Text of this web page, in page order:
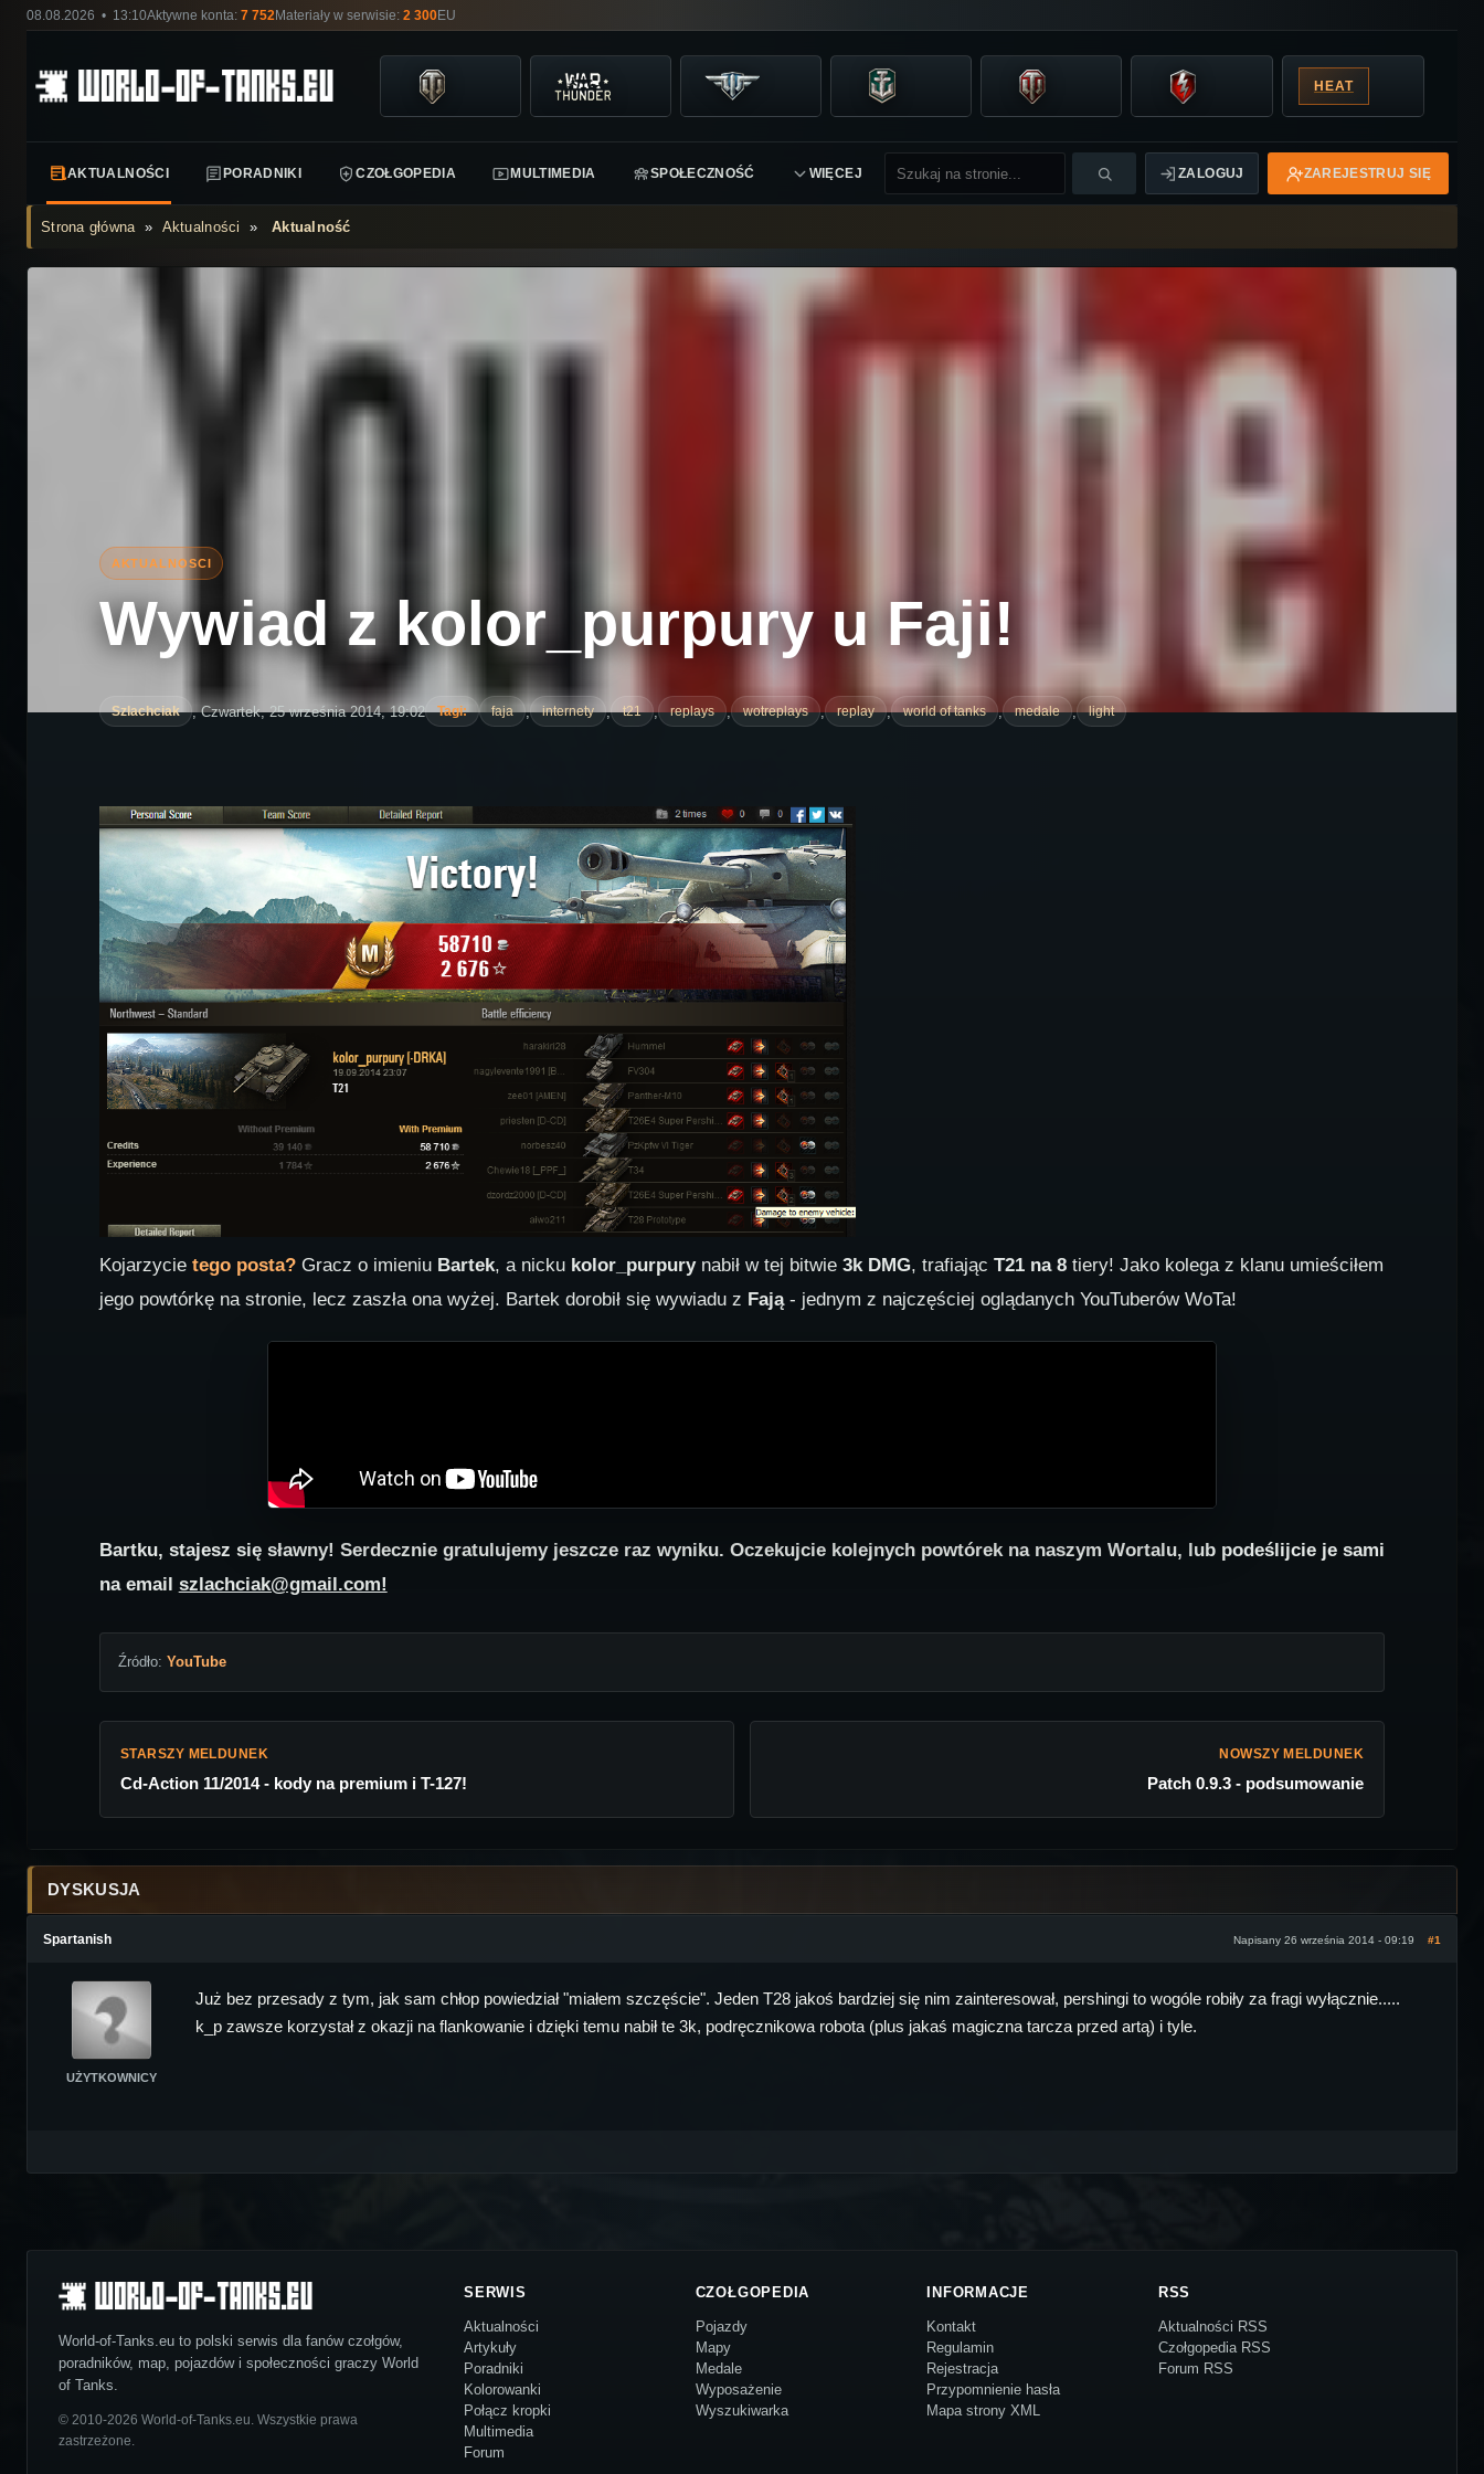
08.08.2026 • 13:10Aktywne konta: 7 752Materiały w serwisie: 2 300EU
HEAT
AKTUALNOŚCI PORADNIKI CZOŁGOPEDIA MULTIMEDIA SPOŁECZNOŚĆ WIĘCEJ ZALOGUJ ZAREJESTRUJ SIĘ
Strona główna» Aktualności »Aktualność
Wywiad z kolor_purpury u Faji!
Szlachciak , Czwartek, 25 września 2014, 19:02 Tagi: faja , internety , t21 , replays , wotreplays , replay , world of tanks , medale , light
Kojarzycie tego posta?Gracz o imieniu Bartek, a nicku kolor_purpurynabił w tej bitwie 3k DMG, trafiając T21 na 8tiery! Jako kolega z klanu umieściłem
jego powtórkę na stronie, lecz zaszła ona wyżej. Bartek dorobił się wywiadu z Fają- jednym z najczęściej oglądanych YouTuberów WoTa!
Bartku, stajesz się sławny! Serdecznie gratulujemy jeszcze raz wyniku. Oczekujcie kolejnych powtórek na naszym Wortalu, lub podeślijcie je sami
na email szlachciak@gmail.com!
Źródło: YouTube
STARSZY MELDUNEK
Cd-Action 11/2014 - kody na premium i T-127!
NOWSZY MELDUNEK
Patch 0.9.3 - podsumowanie
DYSKUSJA
Spartanish Napisany 26 września 2014 - 09:19 #1
UŻYTKOWNICY
Już bez przesady z tym, jak sam chłop powiedział "miałem szczęście". Jeden T28 jakoś bardziej się nim zainteresował, pershingi to wogóle robiły za fragi wyłącznie.....
k_p zawsze korzystał z okazji na flankowanie i dzięki temu nabił te 3k, podręcznikowa robota (plus jakaś magiczna tarcza przed artą) i tyle.
World-of-Tanks.eu to polski serwis dla fanów czołgów,
poradników, map, pojazdów i społeczności graczy World
of Tanks.
© 2010-2026 World-of-Tanks.eu. Wszystkie prawa
zastrzeżone.
SERWIS
Aktualności
Artykuły
Poradniki
Kolorowanki
Połącz kropki
Multimedia
Forum
CZOŁGOPEDIA
Pojazdy
Mapy
Medale
Wyposażenie
Wyszukiwarka
INFORMACJE
Kontakt
Regulamin
Rejestracja
Przypomnienie hasła
Mapa strony XML
RSS
Aktualności RSS
Czołgopedia RSS
Forum RSS